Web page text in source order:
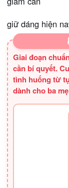
giữ dáng hiện
Giai đoạn
cần bí quyết.
tình huống từ
dành cho ba